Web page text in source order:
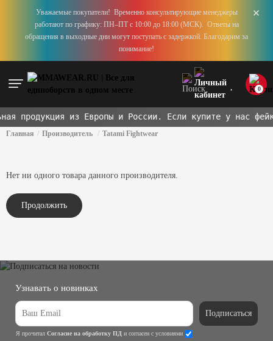
+
Уважаемые покупатели! Временно консультирующие менеджеры
работают по графику: ПН–ПТ с 10:00 до 18:00 (МСК). Ответы на
обращения в выходные дни могут поступать с задержкой. Благодарим за
понимание!
0
продукция из Европы и России. Если купите у нас
Главная Производитель Tatami Fightwear
Нет ни одного товара данного производителя.
Продолжить
Узнавать о новинках
Подписаться
Я прочитал Согласие на обработку ПД и согласен с условиями